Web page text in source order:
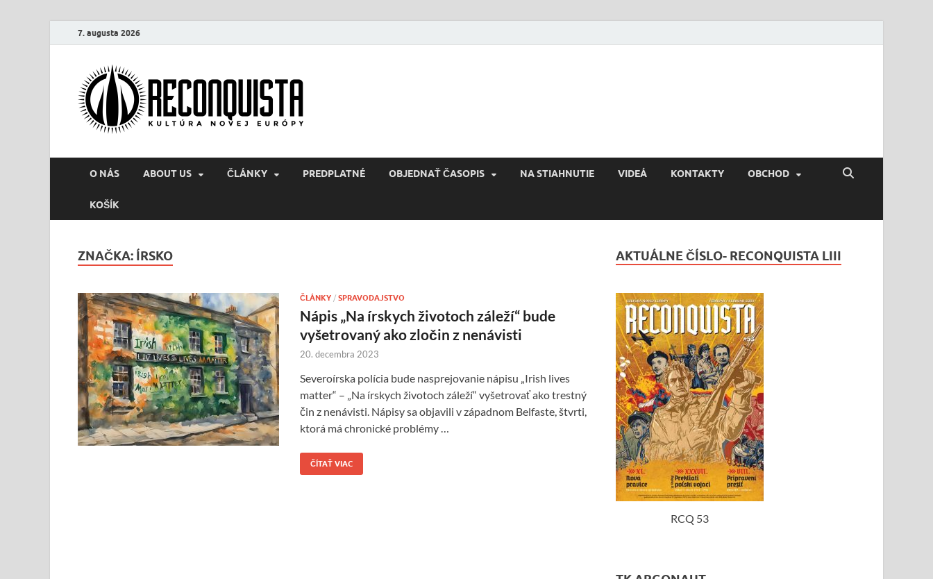
7. augusta 2026
O NÁS ABOUT US ČLÁNKY PREDPLATNÉ OBJEDNAŤ ČASOPIS NA STIAHNUTIE VIDEÁ KONTAKTY OBCHOD
KOŠÍK
ZNAČKA: ÍRSKO
ČLÁNKY / SPRAVODAJSTVO
Nápis „Na írskych životoch záleží“ bude
vyšetrovaný ako zločin z nenávisti
20. decembra 2023
Severoírska polícia bude nasprejovanie nápisu „Irish lives
matter“ – „Na írskych životoch záleží“ vyšetrovať ako trestný
čin z nenávisti. Nápisy sa objavili v západnom Belfaste, štvrti,
ktorá má chronické problémy …
ČÍTAŤ VIAC
AKTUÁLNE ČÍSLO- RECONQUISTA LIII
RCQ 53